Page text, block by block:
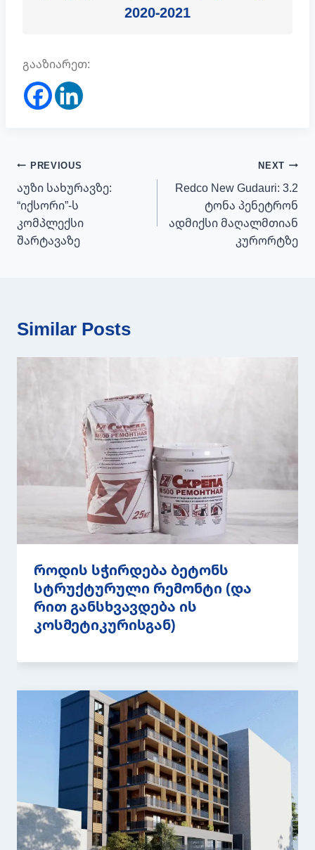
2020-2021
გააზიარეთ:
პოსტის
ნავიგაცია
PREVIOUS
აუზი სახურავზე:
“იქსორი”-ს
კომპლექსი
შარტავაზე
NEXT
Redco New Gudauri: 3.2
ტონა პენეტრონ
ადმიქსი მაღალმთიან
კურორტზე
Similar Posts
როდის სჭირდება ბეტონს
სტრუქტურული რემონტი (და
რით განსხვავდება ის
კოსმეტიკურისგან)